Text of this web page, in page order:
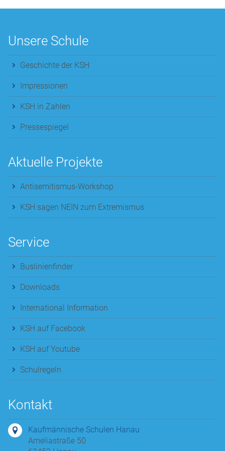
Unsere Schule
Geschichte der KSH
Impressionen
KSH in Zahlen
Pressespiegel
Aktuelle Projekte
Antisemitismus-Workshop
KSH sagen NEIN zum Extremismus
Service
Buslinienfinder
Downloads
International Information
KSH auf Facebook
KSH auf Youtube
Schulregeln
Kontakt
Kaufmännische Schulen Hanau
Ameliastraße 50